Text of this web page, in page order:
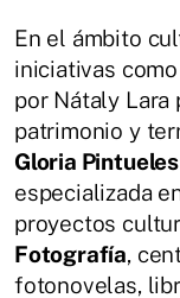
En el ámbito
iniciativas como
por Nátaly Lara
patrimonio y
Gloria
especializada
proyectos
Fotografía,
fotonovelas,